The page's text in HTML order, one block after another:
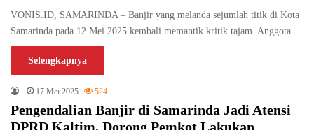
VONIS.ID, SAMARINDA – Banjir yang melanda sejumlah titik di Kota
Samarinda pada 12 Mei 2025 kembali memantik kritik tajam. Anggota…
Selengkapnya
17 Mei 2025 524
Pengendalian Banjir di Samarinda Jadi Atensi
DPRD Kaltim, Dorong Pemkot Lakukan